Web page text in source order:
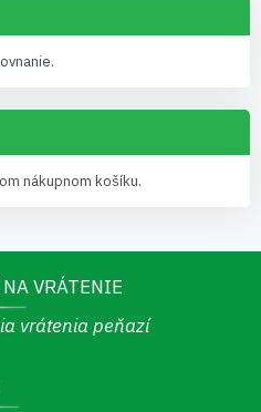
nákupnom košíku.
VRÁTENIE
vrátenia peňazí